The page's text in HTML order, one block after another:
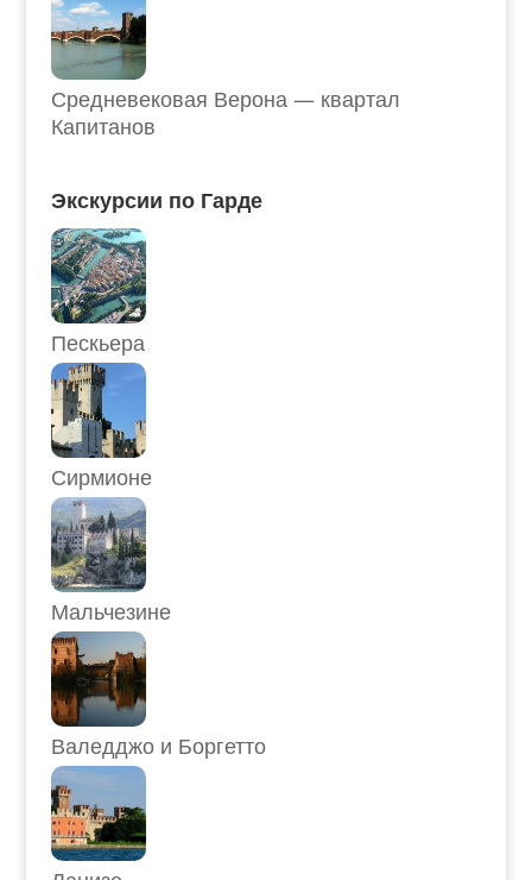
Средневековая Верона — квартал
Капитанов
Экскурсии по Гарде
Пескьера
Сирмионе
Мальчезине
Валедджо и Боргетто